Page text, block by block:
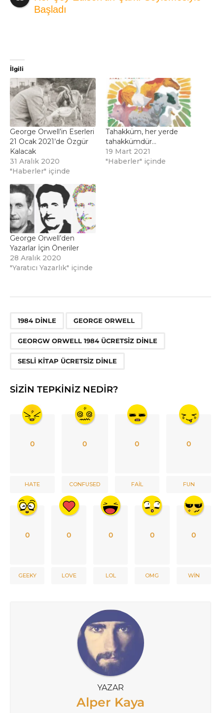
Başladı
İlgili
George Orwell’in Eserleri
21 Ocak 2021’de Özgür
Kalacak
31 Aralık 2020
"Haberler" içinde
Tahakküm, her yerde
tahakkümdür…
19 Mart 2021
"Haberler" içinde
George Orwell’den
Yazarlar İçin Öneriler
28 Aralık 2020
"Yaratıcı Yazarlık" içinde
1984 DINLE GEORGE ORWELL
GEORGW ORWELL 1984 ÜCRETSIZ DINLE
SESLI KITAP ÜCRETSIZ DINLE
SIZIN TEPKINIZ NEDIR?
0
HATE
0
CONFUSED
0
FAIL
0
FUN
0
GEEKY
0
LOVE
0
LOL
0
OMG
0
WIN
YAZAR
Alper Kaya